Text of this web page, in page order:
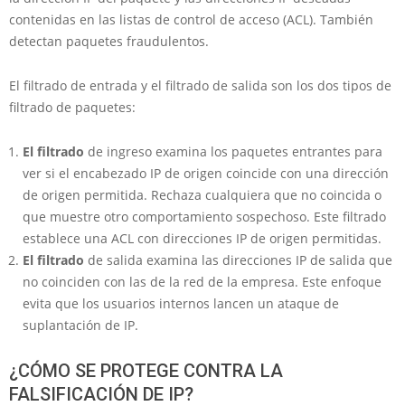
contenidas en las listas de control de acceso (ACL). También
detectan paquetes fraudulentos.
El filtrado de entrada y el filtrado de salida son los dos tipos de
filtrado de paquetes:
El filtrado de ingreso examina los paquetes entrantes para
ver si el encabezado IP de origen coincide con una dirección
de origen permitida. Rechaza cualquiera que no coincida o
que muestre otro comportamiento sospechoso. Este filtrado
establece una ACL con direcciones IP de origen permitidas.
El filtrado de salida examina las direcciones IP de salida que
no coinciden con las de la red de la empresa. Este enfoque
evita que los usuarios internos lancen un ataque de
suplantación de IP.
¿CÓMO SE PROTEGE CONTRA LA
FALSIFICACIÓN DE IP?